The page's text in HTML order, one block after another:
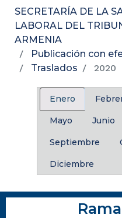
SECRETARÍA DE LA
LABORAL DEL
ARMENIA
Publicación con
Traslados
2020
Enero
Mayo Junio
Septiembre
Diciembre